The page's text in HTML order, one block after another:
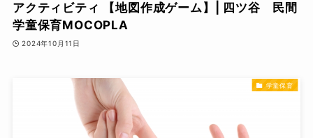
アクティビティ 【地図作成ゲーム】| 四ツ谷 民間
学童保育MOCOPLA
2024年10月11日
学童保育